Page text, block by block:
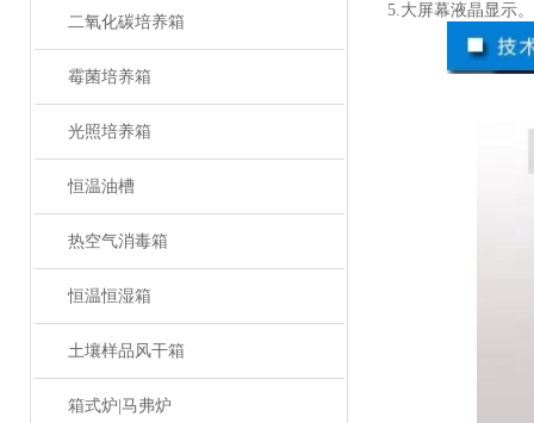
二氧化碳培养箱
霉菌培养箱
光照培养箱
恒温油槽
热空气消毒箱
恒温恒湿箱
土壤样品风干箱
箱式炉|马弗炉
5.大屏幕液晶显示。